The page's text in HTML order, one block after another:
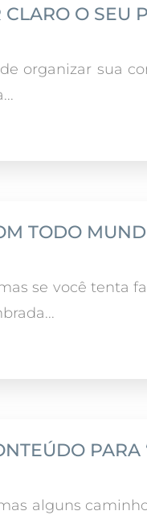
O SEU
organizar sua
TODO
se você tenta
PARA
alguns